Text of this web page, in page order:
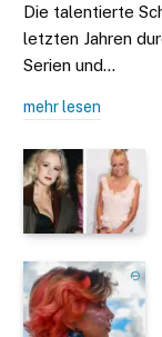
Die talentierte
letzten Jahren
Serien und…
mehr lesen